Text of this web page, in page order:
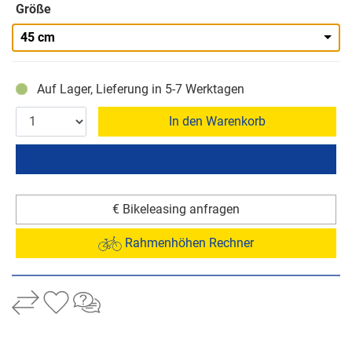
Größe
45 cm
Auf Lager, Lieferung in 5-7 Werktagen
In den Warenkorb
€ Bikeleasing anfragen
Rahmenhöhen Rechner